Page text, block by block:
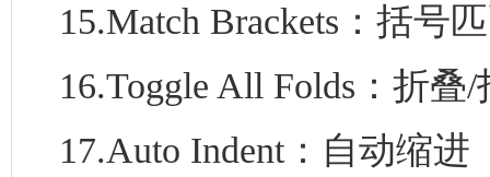
15.Match Brackets：括号
16.Toggle All Folds：折
17.Auto Indent：自动缩进